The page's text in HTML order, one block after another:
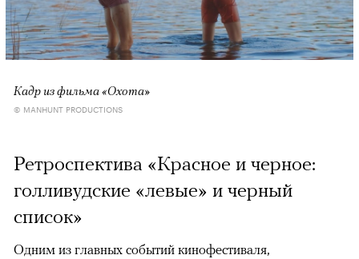
Кадр из фильма «Охота»
© MANHUNT PRODUCTIONS
Ретроспектива «Красное и черное:
голливудские «левые» и черный
список»
Одним из главных событий кинофестиваля,